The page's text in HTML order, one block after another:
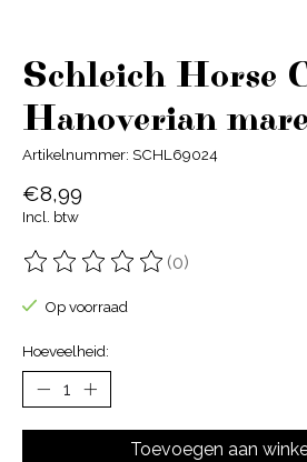
Schleich Horse
Hanoverian
Artikelnummer: SCHL69024
€8,99
Incl. btw
De beoordeling van dit product is
(0)
Op voorraad
Hoeveelheid:
Toevoegen aan